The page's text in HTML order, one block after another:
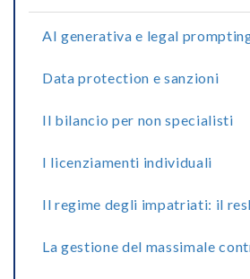
AI generativa e legal
Data protection e sanzioni
Il bilancio per non specialisti
I licenziamenti individuali
Il regime degli impatriati: il
La gestione del massimale